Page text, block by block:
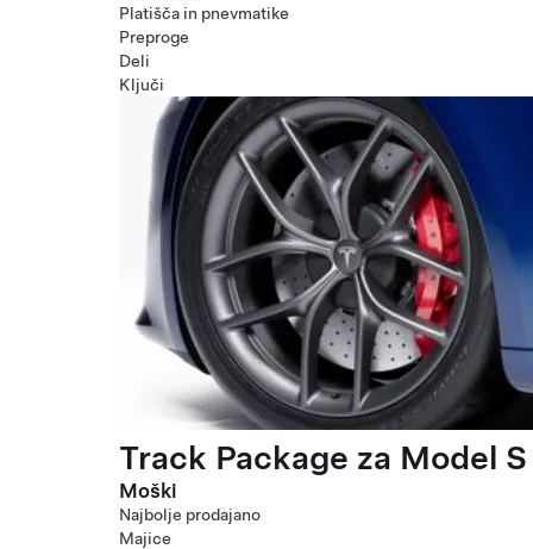
Platišča in pnevmatike
Preproge
Deli
Ključi
Track Package za Model
Moški
Najbolje prodajano
Majice